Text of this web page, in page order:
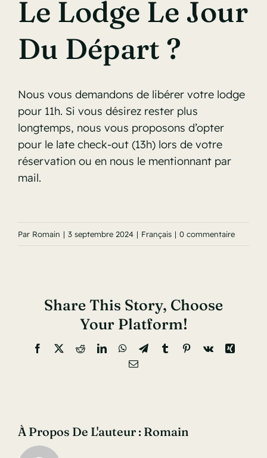
Le Lodge Le Jour
Du Départ ?
Nous vous demandons de libérer votre lodge
pour 11h. Si vous désirez rester plus
longtemps, nous vous proposons d’opter
pour le late check-out (13h) lors de votre
réservation ou en nous le mentionnant par
mail.
Par Romain | 3 septembre 2024 | Français | 0 commentaire
Share This Story, Choose
Your Platform!
Facebook
X RedditLinkedInWhatsApp
TelegramTumblrPinterest
Vk
Xing
Email
À Propos De L'auteur : Romain